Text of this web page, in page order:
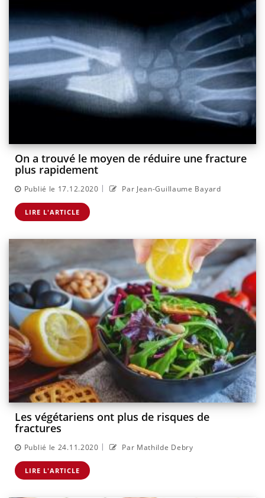
On a trouvé le moyen de réduire une fracture
plus rapidement
Publié le 17.12.2020 | Par Jean-Guillaume Bayard
LIRE L'ARTICLE
Les végétariens ont plus de risques de
fractures
Publié le 24.11.2020 | Par Mathilde Debry
LIRE L'ARTICLE